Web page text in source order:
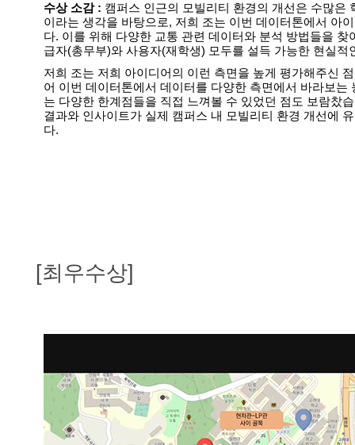
수상 소감 : 캠퍼스 인근의 모빌리티 환경의 개선은 수많은
이라는 생각을 바탕으로, 저희 조는 이번 데이터톤에서 아
다. 이를 위해 다양한 교통 관련 데이터와 분석 방법들을
급자(총무부)와 사용자(재학생) 모두를 설득 가능한 현실
저희 조는 저희 아이디어의 이런 측면을 높게 평가해주신
어 이번 데이터톤에서 데이터를 다양한 측면에서 바라보
는 다양한 한계점들을 직접 느껴볼 수 있었던 점도 보람찼
결과와 인사이트가 실제 캠퍼스 내 모빌리티 환경 개선에
다.
[최우수상]